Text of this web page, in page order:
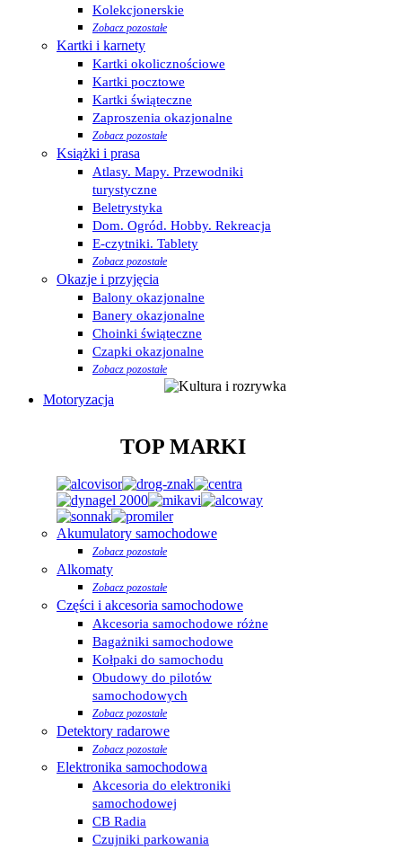
Kolekcjonerskie
Zobacz pozostałe
Kartki i karnety
Kartki okolicznościowe
Kartki pocztowe
Kartki świąteczne
Zaproszenia okazjonalne
Zobacz pozostałe
Książki i prasa
Atlasy. Mapy. Przewodniki
turystyczne
Beletrystyka
Dom. Ogród. Hobby. Rekreacja
E-czytniki. Tablety
Zobacz pozostałe
Okazje i przyjęcia
Balony okazjonalne
Banery okazjonalne
Choinki świąteczne
Czapki okazjonalne
Zobacz pozostałe
Motoryzacja
TOP MARKI
Akumulatory samochodowe
Zobacz pozostałe
Alkomaty
Zobacz pozostałe
Części i akcesoria samochodowe
Akcesoria samochodowe różne
Bagażniki samochodowe
Kołpaki do samochodu
Obudowy do pilotów
samochodowych
Zobacz pozostałe
Detektory radarowe
Zobacz pozostałe
Elektronika samochodowa
Akcesoria do elektroniki
samochodowej
CB Radia
Czujniki parkowania